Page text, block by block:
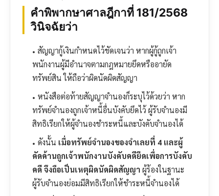
คำพิพากษาศาลฎีกาที่ 181/2568
วินิจฉัยว่า
สัญญากู้เงินกำหนดไว้ชัดเจนว่า หากผู้กู้ถูกเจ้า
พนักงานผู้มีอำนาจตามกฎหมายยึดหรืออายัด
ทรัพย์สิน ให้ถือว่าผิดนัดผิดสัญญา
หนังสือต่อท้ายสัญญาจำนองก็ระบุไว้ด้วยว่า หาก
ทรัพย์จำนองถูกเจ้าหนี้อื่นบังคับยึดไว้ ผู้รับจำนองมี
สิทธิเรียกให้ผู้จำนองชำระหนี้และบังคับจำนองได้
ดังนั้น เมื่อทรัพย์จำนองของจำเลยที่ 4 และผู้
คัดค้านถูกเจ้าพนักงานบังคับคดียึดเพื่อการบังคับ
คดี จึงถือเป็นเหตุผิดนัดผิดสัญญา ผู้ร้องในฐานะ
ผู้รับจำนองย่อมมีสิทธิเรียกให้ชำระหนี้จำนองได้